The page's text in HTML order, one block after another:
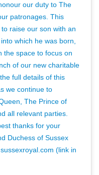
our duty to The
patronages. This
raise our son with an
which he was born,
the space to focus on
of our new charitable
full details of this
we continue to
The Prince of
all relevant parties.
thanks for your
Duchess of Sussex
(link in